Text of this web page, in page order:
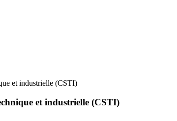
et industrielle (CSTI)
et industrielle (CSTI)